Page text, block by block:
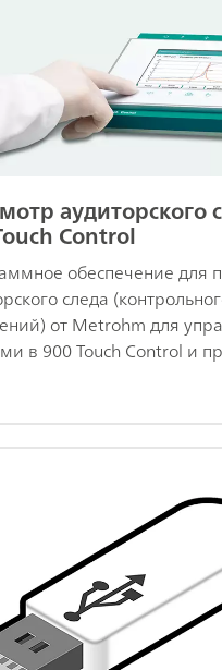
аудиторского
Control
обеспечение для
следа
от Metrohm для
в 900 Touch Control и